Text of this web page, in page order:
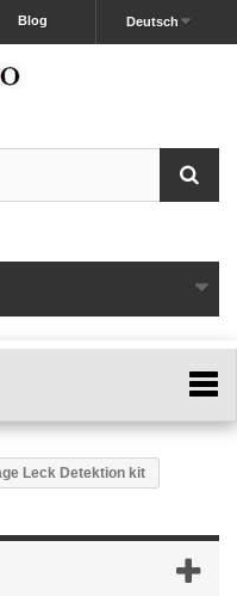
Deutsch
Blog
Leck Detektion kit